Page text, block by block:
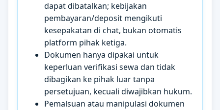
dapat dibatalkan; kebijakan
pembayaran/deposit mengikuti
kesepakatan di chat, bukan otomatis
platform pihak ketiga.
Dokumen hanya dipakai untuk
keperluan verifikasi sewa dan tidak
dibagikan ke pihak luar tanpa
persetujuan, kecuali diwajibkan hukum.
Pemalsuan atau manipulasi dokumen